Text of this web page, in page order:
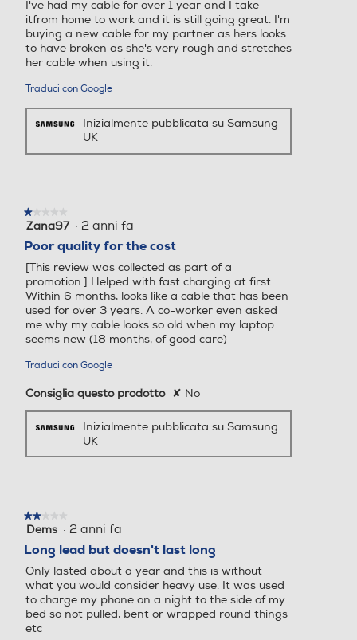
stelle.
I've had my cable for over 1 year and I take
itfrom home to work and it is still going great. I'm
buying a new cable for my partner as hers looks
to have broken as she's very rough and stretches
her cable when using it.
Traduci con Google
Inizialmente pubblicata su Samsung
UK
★★★★★
★★★★★
1
stelle.
Zana97 · 2 anni fa
Poor quality for the cost
[This review was collected as part of a
promotion.] Helped with fast charging at first.
Within 6 months, looks like a cable that has been
used for over 3 years. A co-worker even asked
me why my cable looks so old when my laptop
seems new (18 months, of good care)
Traduci con Google
Consiglia questo prodotto ✘ No
Inizialmente pubblicata su Samsung
UK
★★★★★
★★★★★
2
5
stelle.
Dems · 2 anni fa
Long lead but doesn't last long
Only lasted about a year and this is without
what you would consider heavy use. It was used
to charge my phone on a night to the side of my
bed so not pulled, bent or wrapped round things
etc